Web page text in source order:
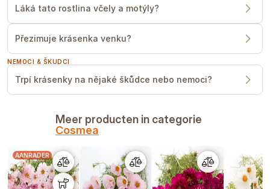
Láká tato rostlina včely a motýly?
Přezimuje krásenka venku?
NEMOCI & ŠKUDCI
Trpí krásenky na nějaké škůdce nebo nemoci?
Meer producten in categorie
Cosmea
AANRADER